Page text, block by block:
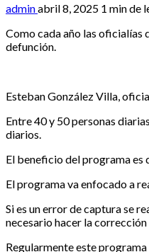
adminabril 8, 2025 1 min de
Como cada año las
defunción.
Esteban González Villa,
Entre 40 y 50 personas
diarios.
El beneficio del programa es
El programa va enfocado a
Si es un error de captura se
necesario hacer la
Regularmente este